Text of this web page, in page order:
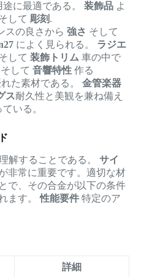
に最適である。 装飾品よ
して 彫刻 .
スの良さから 強さ そして
によく見られる。 ラジエ
して 装飾トリム 車の中で
して 音響特性作る
た素材である。 金管楽器
ス耐久性と美観を兼ね備え
いる。
解することである。 サイ
非常に重要です。適切な材
で、その合金が以下の条件
ます。性能要件特定のア
詳細